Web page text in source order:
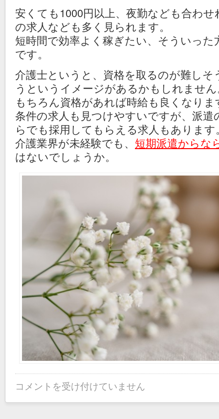
安くても1000円以上、夜勤なども合わせ
の求人なども多く見られます。
短時間で効率よく稼ぎたい、そういった
です。
介護士というと、資格を取るのが難しそ
うというイメージがあるかもしれませ
もちろん資格があれば時給も良くなり
条件の求人も見つけやすいですが、派遣
らでも採用してもらえる求人もあります
介護業界が未経験でも、 短期派遣からな
はないでしょうか。
主
に
コメントを受け付けていません